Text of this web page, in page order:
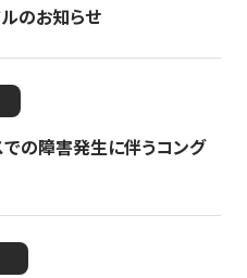
のお知らせ
での障害発生に伴うコング